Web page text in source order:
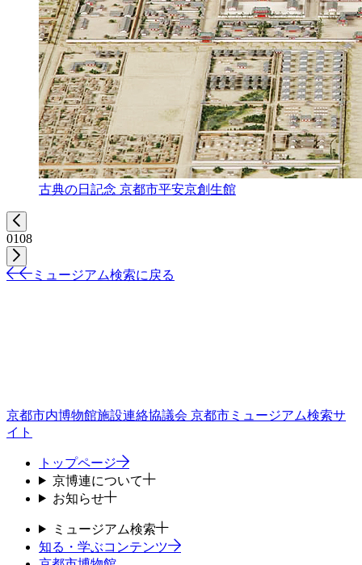
古典の日記念 京都市平安京創生館
0108
ミュージアム検索に戻る
京都市内博物館施設連絡協議会 京都市ミュージアム検索サ
イト
トップページ
京博連について
お知らせ
ミュージアム検索
知る・学ぶコンテンツ